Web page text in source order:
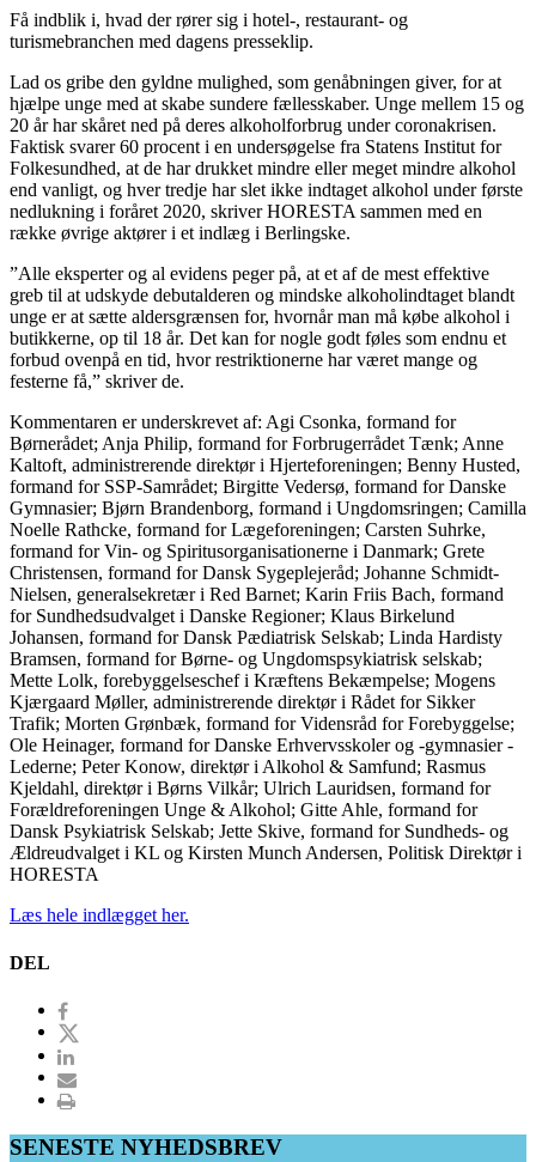
Få indblik i, hvad der rører sig i hotel-, restaurant- og
turismebranchen med dagens presseklip.
Lad os gribe den gyldne mulighed, som genåbningen giver, for at
hjælpe unge med at skabe sundere fællesskaber. Unge mellem 15 og
20 år har skåret ned på deres alkoholforbrug under coronakrisen.
Faktisk svarer 60 procent i en undersøgelse fra Statens Institut for
Folkesundhed, at de har drukket mindre eller meget mindre alkohol
end vanligt, og hver tredje har slet ikke indtaget alkohol under første
nedlukning i foråret 2020, skriver HORESTA sammen med en
række øvrige aktører i et indlæg i Berlingske.
”Alle eksperter og al evidens peger på, at et af de mest effektive
greb til at udskyde debutalderen og mindske alkoholindtaget blandt
unge er at sætte aldersgrænsen for, hvornår man må købe alkohol i
butikkerne, op til 18 år. Det kan for nogle godt føles som endnu et
forbud ovenpå en tid, hvor restriktionerne har været mange og
festerne få,” skriver de.
Kommentaren er underskrevet af: Agi Csonka, formand for
Børnerådet; Anja Philip, formand for Forbrugerrådet Tænk; Anne
Kaltoft, administrerende direktør i Hjerteforeningen; Benny Husted,
formand for SSP-Samrådet; Birgitte Vedersø, formand for Danske
Gymnasier; Bjørn Brandenborg, formand i Ungdomsringen; Camilla
Noelle Rathcke, formand for Lægeforeningen; Carsten Suhrke,
formand for Vin- og Spiritusorganisationerne i Danmark; Grete
Christensen, formand for Dansk Sygeplejeråd; Johanne Schmidt-
Nielsen, generalsekretær i Red Barnet; Karin Friis Bach, formand
for Sundhedsudvalget i Danske Regioner; Klaus Birkelund
Johansen, formand for Dansk Pædiatrisk Selskab; Linda Hardisty
Bramsen, formand for Børne- og Ungdomspsykiatrisk selskab;
Mette Lolk, forebyggelseschef i Kræftens Bekæmpelse; Mogens
Kjærgaard Møller, administrerende direktør i Rådet for Sikker
Trafik; Morten Grønbæk, formand for Vidensråd for Forebyggelse;
Ole Heinager, formand for Danske Erhvervsskoler og -gymnasier -
Lederne; Peter Konow, direktør i Alkohol & Samfund; Rasmus
Kjeldahl, direktør i Børns Vilkår; Ulrich Lauridsen, formand for
Forældreforeningen Unge & Alkohol; Gitte Ahle, formand for
Dansk Psykiatrisk Selskab; Jette Skive, formand for Sundheds- og
Ældreudvalget i KL og Kirsten Munch Andersen, Politisk Direktør i
HORESTA
Læs hele indlægget her.
DEL
SENESTE NYHEDSBREV